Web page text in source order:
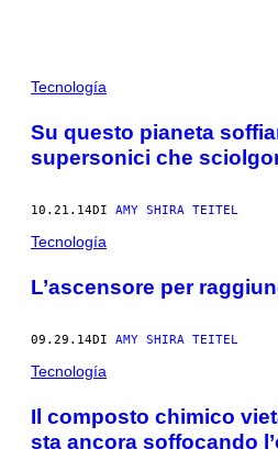
POSTS
BY
THIS
AUTHOR
Tecnología
Su questo pianeta
supersonici che
10.21.14DI AMY SHIRA TEITEL
Tecnología
L’ascensore per
09.29.14DI AMY SHIRA TEITEL
Tecnología
Il composto chimico
sta ancora soffocando